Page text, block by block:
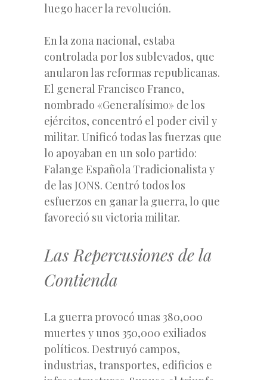
luego hacer la revolución.
En la zona nacional, estaba
controlada por los sublevados, que
anularon las reformas republicanas.
El general Francisco Franco,
nombrado «Generalísimo» de los
ejércitos, concentró el poder civil y
militar. Unificó todas las fuerzas que
lo apoyaban en un solo partido:
Falange Española Tradicionalista y
de las JONS. Centró todos los
esfuerzos en ganar la guerra, lo que
favoreció su victoria militar.
Las Repercusiones de la
Contienda
La guerra provocó unas 380,000
muertes y unos 350,000 exiliados
políticos. Destruyó campos,
industrias, transportes, edificios e